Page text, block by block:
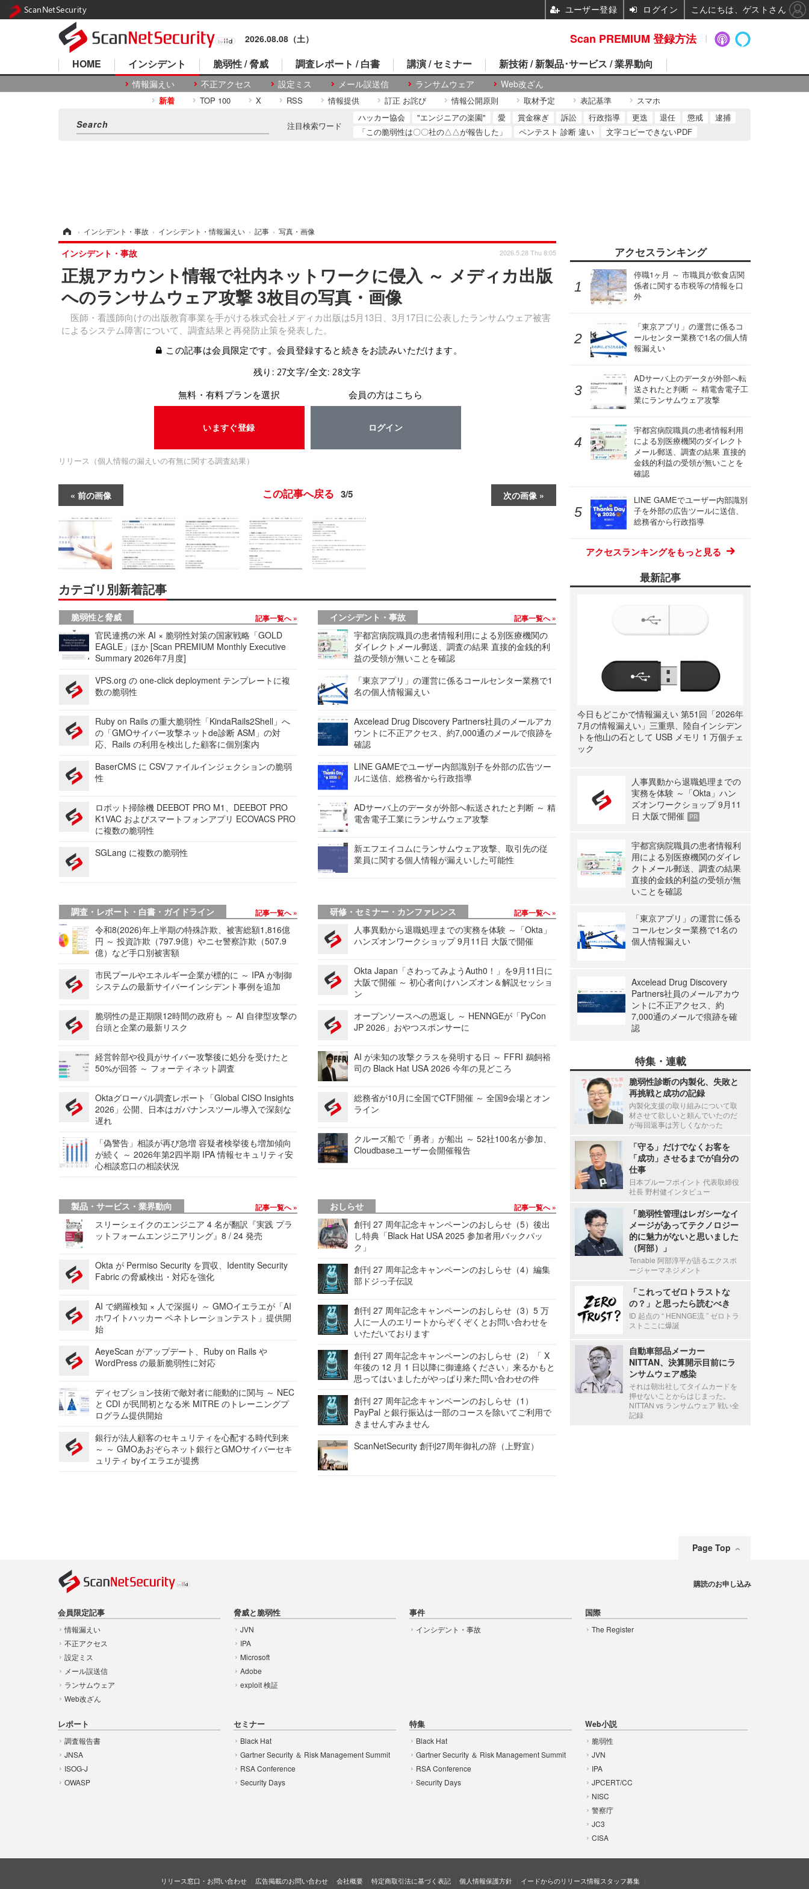
2026.08.08（土）
HOME インシデント
情報漏えい 不正アクセス 設定ミス メール誤送信 ランサムウェア Web改ざん
脆弱性 / 脅威 調査レポート / 白書 講演 / セミナー 新技術 / 新製品･サービス / 業界動向
新着 TOP 100 X RSS 情報提供 訂正 お詫び 情報公開原則 取材予定 表記基準 スマホ
注目検索ワード
ハッカー協会 "エンジニアの楽園" 愛 賞金稼ぎ 訴訟 行政指導 更迭 退任 懲戒
逮捕
「この脆弱性は〇〇社の△△が報告した」
ペンテスト 診断 違い 文字コピーできないPDF
› インシデント・事故 › インシデント・情報漏えい › 記事 › 写真・画像
正規アカウント情報で社内ネットワークに侵入 ～ メディカ出版
へのランサムウェア攻撃 3枚目の写真・画像
医師・看護師向けの出版教育事業を手がける株式会社メディカ出版は5月13日、3月17日に公表したランサムウェア被害
によるシステム障害について、調査結果と再発防止策を発表した。
インシデント・事故 2026.5.28 Thu 8:05
この記事は会員限定です。会員登録すると続きをお読みいただけます。
残り: 27文字/全文: 28文字
無料・有料プランを選択
いますぐ登録
会員の方はこちら
ログイン
リリース（個人情報の漏えいの有無に関する調査結果）
前の画像 次の画像
この記事へ戻る 3/5
カテゴリ別新着記事
脆弱性と脅威 記事一覧へ
官民連携の米 AI × 脆弱性対策の国家戦略「GOLD
EAGLE」ほか [Scan PREMIUM Monthly Executive
Summary 2026年7月度]
VPS.org の one-click deployment テンプレートに複
数の脆弱性
Ruby on Rails の重大脆弱性「KindaRails2Shell」へ
の「GMOサイバー攻撃ネットde診断 ASM」の対
応、Rails の利用を検出した顧客に個別案内
BaserCMS に CSVファイルインジェクションの脆弱
性
ロボット掃除機 DEEBOT PRO M1、DEEBOT PRO
K1VAC およびスマートフォンアプリ ECOVACS PRO
に複数の脆弱性
SGLang に複数の脆弱性
インシデント・事故 記事一覧へ
宇都宮病院職員の患者情報利用による別医療機関の
ダイレクトメール郵送、調査の結果 直接的金銭的利
益の受領が無いことを確認
「東京アプリ」の運営に係るコールセンター業務で1
名の個人情報漏えい
Axcelead Drug Discovery Partners社員のメールアカ
ウントに不正アクセス、約7,000通のメールで痕跡を
確認
LINE GAMEでユーザー内部識別子を外部の広告ツー
ルに送信、総務省から行政指導
ADサーバ上のデータが外部へ転送されたと判断 ～ 精
電舎電子工業にランサムウェア攻撃
新エフエイコムにランサムウェア攻撃、取引先の従
業員に関する個人情報が漏えいした可能性
調査・レポート・白書・ガイドライン 記事一覧へ
令和8(2026)年上半期の特殊詐欺、被害総額1,816億
円 ～ 投資詐欺（797.9億）やニセ警察詐欺（507.9
億）など手口別被害額
市民プールやエネルギー企業が標的に ～ IPA が制御
システムの最新サイバーインシデント事例を追加
脆弱性の是正期限12時間の政府も ～ AI 自律型攻撃の
台頭と企業の最新リスク
経営幹部や役員がサイバー攻撃後に処分を受けたと
50%が回答 ～ フォーティネット調査
Oktaグローバル調査レポート「Global CISO Insights
2026」公開、日本はガバナンスツール導入で深刻な
遅れ
「偽警告」相談が再び急増 容疑者検挙後も増加傾向
が続く ～ 2026年第2四半期 IPA 情報セキュリティ安
心相談窓口の相談状況
研修・セミナー・カンファレンス 記事一覧へ
人事異動から退職処理までの実務を体験 ～「Okta」
ハンズオンワークショップ 9月11日 大阪で開催
Okta Japan「さわってみようAuth0！」を9月11日に
大阪で開催 ～ 初心者向けハンズオン＆解説セッショ
ン
オープンソースへの恩返し ～ HENNGEが「PyCon
JP 2026」おやつスポンサーに
AI が未知の攻撃クラスを発明する日 ～ FFRI 鵜飼裕
司の Black Hat USA 2026 今年の見どころ
総務省が10月に全国でCTF開催 ～ 全国9会場とオン
ライン
クルーズ船で「勇者」が船出 ～ 52社100名が参加、
Cloudbaseユーザー会開催報告
製品・サービス・業界動向 記事一覧へ
スリーシェイクのエンジニア 4 名が翻訳『実践 プラ
ットフォームエンジニアリング』8 / 24 発売
Okta が Permiso Security を買収、Identity Security
Fabric の脅威検出・対応を強化
AI で網羅検知 × 人で深掘り ～ GMOイエラエが「AI
ホワイトハッカー ペネトレーションテスト」提供開
始
AeyeScan がアップデート、Ruby on Rails や
WordPress の最新脆弱性に対応
ディセプション技術で敵対者に能動的に関与 ～ NEC
と CDI が民間初となる米 MITRE のトレーニングプ
ログラム提供開始
銀行が法人顧客のセキュリティを心配する時代到来
～ ～ GMOあおぞらネット銀行とGMOサイバーセキ
ュリティ byイエラエが提携
おしらせ 記事一覧へ
創刊 27 周年記念キャンペーンのおしらせ（5）後出
し特典「Black Hat USA 2025 参加者用バックパッ
ク」
創刊 27 周年記念キャンペーンのおしらせ（4）編集
部ドジっ子伝説
創刊 27 周年記念キャンペーンのおしらせ（3）5 万
人に一人のエリートからぞくぞくとお問い合わせを
いただいております
創刊 27 周年記念キャンペーンのおしらせ（2）「 X
年後の 12 月 1 日以降に御連絡ください」来るかもと
思ってはいましたがやっぱり来た問い合わせの件
創刊 27 周年記念キャンペーンのおしらせ（1）
PayPal と銀行振込は一部のコースを除いてご利用で
きませんすみません
ScanNetSecurity 創刊27周年御礼の辞（上野宣）
アクセスランキング
停職1ヶ月 ～ 市職員が飲食店関
係者に関する市税等の情報を口
外
「東京アプリ」の運営に係るコ
ールセンター業務で1名の個人情
報漏えい
ADサーバ上のデータが外部へ転
送されたと判断 ～ 精電舎電子工
業にランサムウェア攻撃
宇都宮病院職員の患者情報利用
による別医療機関のダイレクト
メール郵送、調査の結果 直接的
金銭的利益の受領が無いことを
確認
LINE GAMEでユーザー内部識別
子を外部の広告ツールに送信、
総務省から行政指導
アクセスランキングをもっと見る
最新記事
今日もどこかで情報漏えい 第51回「2026年
7月の情報漏えい」三重県、陸自インシデン
トを他山の石として USB メモリ 1 万個チェ
ック
人事異動から退職処理までの
実務を体験 ～「Okta」ハン
ズオンワークショップ 9月11
日 大阪で開催
PR
宇都宮病院職員の患者情報利
用による別医療機関のダイレ
クトメール郵送、調査の結果
直接的金銭的利益の受領が無
いことを確認
「東京アプリ」の運営に係る
コールセンター業務で1名の
個人情報漏えい
Axcelead Drug Discovery
Partners社員のメールアカウ
ントに不正アクセス、約
7,000通のメールで痕跡を確
認
特集・連載
脆弱性診断の内製化、失敗と
再挑戦と成功の記録
内製化支援の取り組みについて取
材させて欲しいと頼んでいたのだ
が毎回返事は芳しくなかった
「守る」だけでなくお客を
「成功」させるまでが自分の
仕事
日本プルーフポイント 代表取締役
社長 野村健インタビュー
「脆弱性管理はレガシーなイ
メージがあってテクノロジー
的に魅力がないと思いました
（阿部）」
Tenable 阿部淳平が語るエクスポ
ージャーマネジメント
「これってゼロトラストな
の？」と思ったら読むべき
ID 起点の “ HENNGE流 ” ゼロトラ
ストここに爆誕
自動車部品メーカー
NITTAN、決算開示目前にラ
ンサムウェア感染
それは朝出社してタイムカードを
押せないことからはじまった。
NITTAN vs ランサムウェア 戦い全
記録
Page Top
会員限定記事
情報漏えい
不正アクセス
設定ミス
メール誤送信
ランサムウェア
Web改ざん
脅威と脆弱性
JVN
IPA
Microsoft
Adobe
exploit 検証
事件
インシデント・事故
国際
The Register
レポート
調査報告書
JNSA
ISOG-J
OWASP
セミナー
Black Hat
Gartner Security ＆ Risk Management Summit
RSA Conference
Security Days
特集
Black Hat
Gartner Security ＆ Risk Management Summit
RSA Conference
Security Days
Web小説
脆弱性
JVN
IPA
JPCERT/CC
NISC
警察庁
JC3
CISA
購読のお申し込み
リリース窓口・お問い合わせ 広告掲載のお問い合わせ 会社概要 特定商取引法に基づく表記 個人情報保護方針 イードからのリリース情報スタッフ募集
Scan PREMIUM 登録方法
ScanNetSecurity ユーザー登録 ログイン こんにちは、ゲストさん